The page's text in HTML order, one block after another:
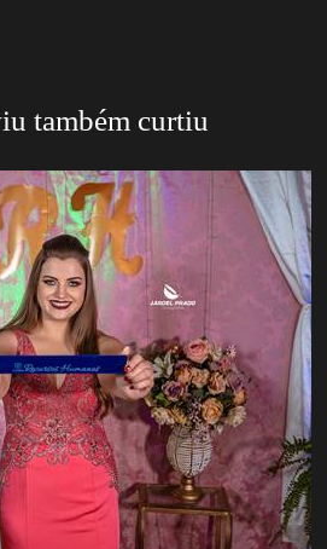
também curtiu